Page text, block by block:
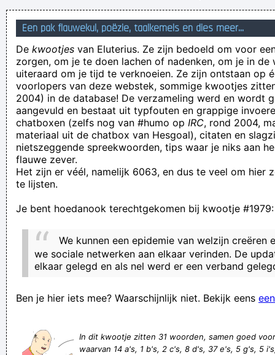
Your Daily Modus Operandi And Change Your World~ Annie
Lennox
I HAVE TO MUST KOTS!
wat bedoel je met "in de zestig..."? Kilo? Centimeter? IQ?
Huisnummer? Schoenmaat? Buikomtrek? Ik weet het ni zalle!
When dressing for work or play or a dinner out with friends,
do you always (a) make sure your shirttail is smoothly tucked
in; (b) scope out your hair for errant cowlicks; or (c) tuck a
Ina Klaptand, bejaardenverzorger, moest op de eerste dag
van hemzelf.
de sukkelaars waren de lawaai en kanaal makers daar
sendenalen miet kroeps!
kreatief met Kirk
oh weier oh weier, een haan die legt geen eier
Een pak flauwekul, poëzie, taalkemels en dies meer...
De kwootjes van Eluterius. Ze zijn bedoeld om voor
zorgen, om je te doen lachen of nadenken, om je in de
uiteraard om je tijd te verknoeien. Ze zijn ontstaan op
voorlopers van deze webstek, sommige kwootjes
2004) in de database! De verzameling werd en wordt
aangevuld en bestaat uit typfouten en grappige
chatboxen (zelfs nog van #humo op IRC, rond 2004,
materiaal uit de chatbox van Hesgoal), citaten en
nietszeggende spreekwoorden, tips waar je niks aan
flauwe zever.
Het zijn er véél, namelijk 6063, en dus te veel om hier
te lijsten.
Je bent hoedanook terechtgekomen bij kwootje #1979:
We kunnen een epidemie van welzijn creëren
we sociale netwerken aan elkaar verinden. De
elkaar gelegd en als nel werd er een verband
Ben je hier iets mee? Waarschijnlijk niet. Bekijk eens
In dit kwootje zitten 31 woorden, samen goed
waarvan 14 a's, 1 b's, 2 c's, 8 d's, 37 e's, 5 g's, 5